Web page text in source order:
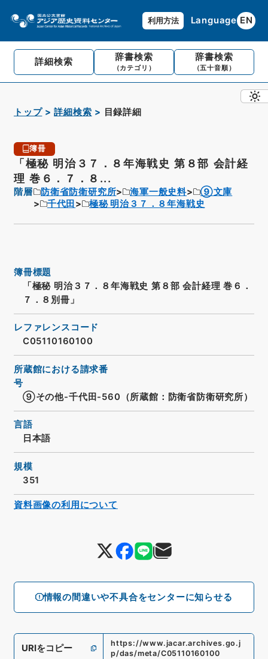
利用方法 Language EN
詳細検索 辞書検索
（カテゴリ）
辞書検索
（五十音順）
トップ 詳細検索 目録詳細
簿冊
「極秘 明治３７．８年海戦史 第８部 会計経
理 巻６．７．８...
階層 防衛省防衛研究所 海軍一般史料
⑨文庫
千代田
極秘 明治３７．８年海戦史
情報の間違いや不具合をセンターに知らせる
簿冊標題
「極秘 明治３７．８年海戦史 第８部 会計経理 巻６．
７．８別冊」
レファレンスコード
C05110160100
所蔵館における請求番
号
⑨その他-千代田-560（所蔵館：防衛省防衛研究所）
言語
日本語
規模
351
URIをコピー
https://www.jacar.archives.go.j
p/das/meta/C05110160100
資料画像の利用について